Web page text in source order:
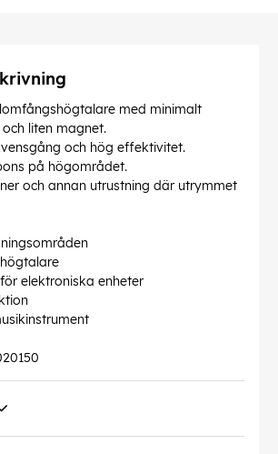
med minimalt
liten magnet.
och hög effektivitet.
på högområdet.
och annan utrustning där utrymmet
elektroniska enheter